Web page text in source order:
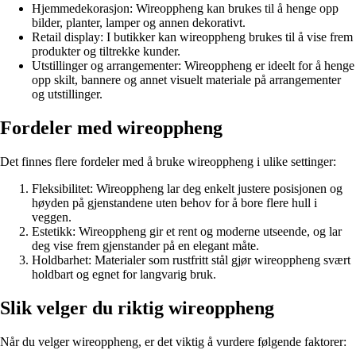
Hjemmedekorasjon: Wireoppheng kan brukes til å henge opp
bilder, planter, lamper og annen dekorativt.
Retail display: I butikker kan wireoppheng brukes til å vise frem
produkter og tiltrekke kunder.
Utstillinger og arrangementer: Wireoppheng er ideelt for å henge
opp skilt, bannere og annet visuelt materiale på arrangementer
og utstillinger.
Fordeler med wireoppheng
Det finnes flere fordeler med å bruke wireoppheng i ulike settinger:
Fleksibilitet: Wireoppheng lar deg enkelt justere posisjonen og
høyden på gjenstandene uten behov for å bore flere hull i
veggen.
Estetikk: Wireoppheng gir et rent og moderne utseende, og lar
deg vise frem gjenstander på en elegant måte.
Holdbarhet: Materialer som rustfritt stål gjør wireoppheng svært
holdbart og egnet for langvarig bruk.
Slik velger du riktig wireoppheng
Når du velger wireoppheng, er det viktig å vurdere følgende faktorer: